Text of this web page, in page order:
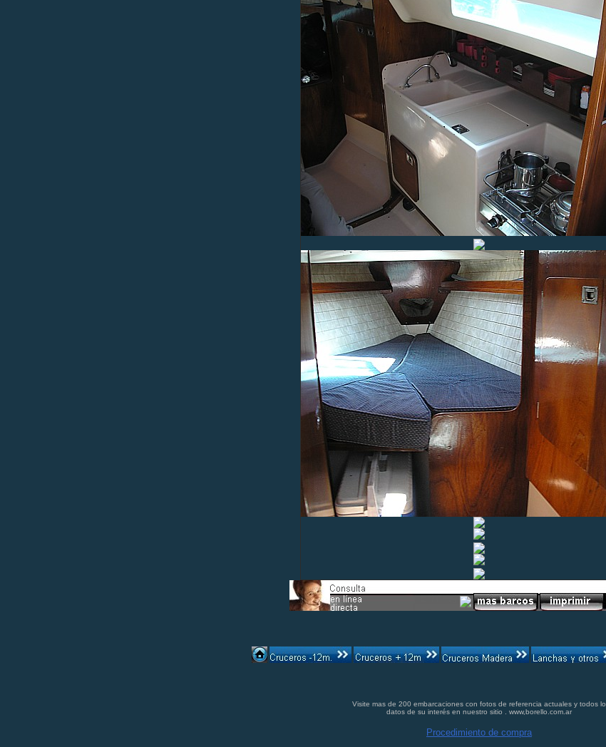
Visite mas de 200 embarcaciones con fotos de referencia actuales y todos lo
datos de su interés en nuestro sitio . www,borello.com.ar
Procedimiento de compra